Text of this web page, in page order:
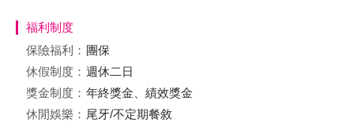
福利制度
保險福利： 團保
休假制度： 週休二日
獎金制度： 年終獎金、績效獎金
休閒娛樂： 尾牙/不定期餐敘